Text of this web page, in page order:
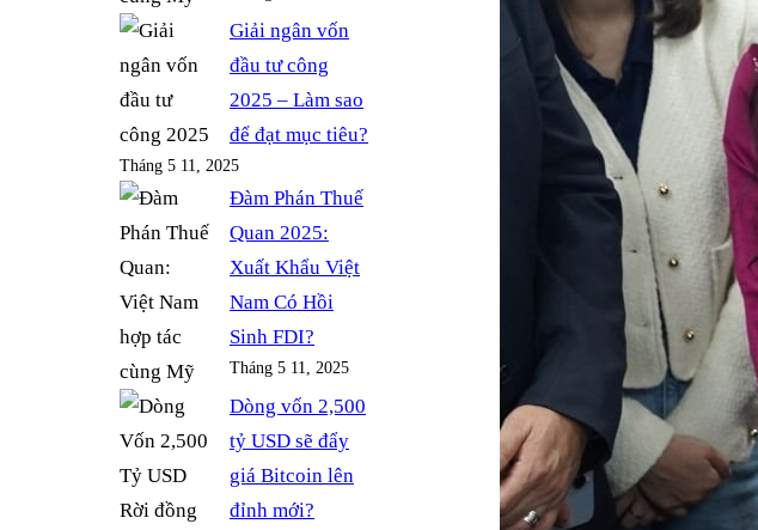
Giải ngân vốn
đầu tư công
2025 – Làm sao
để đạt mục tiêu?
Tháng 5 11, 2025
Đàm Phán Thuế
Quan 2025:
Xuất Khẩu Việt
Nam Có Hồi
Sinh FDI?
Tháng 5 11, 2025
Dòng vốn 2,500
tỷ USD sẽ đẩy
giá Bitcoin lên
đỉnh mới?